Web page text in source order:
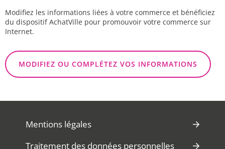
Modifiez les informations liées à votre commerce et bénéficiez
du dispositif AchatVille pour promouvoir votre commerce sur
Internet.
MODIFIEZ OU COMPLÉTEZ VOS INFORMATIONS
Mentions légales
Traitement des données personnelles